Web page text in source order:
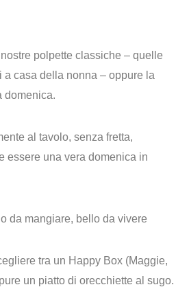
polpette classiche – quelle
a casa della nonna – oppure la
domenica.
al tavolo, senza fretta,
essere una vera domenica in
da mangiare, bello da vivere
tra un Happy Box (Maggie,
un piatto di orecchiette al sugo.